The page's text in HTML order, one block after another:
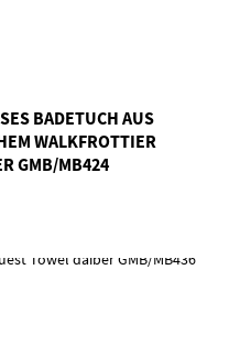
BADETUCH AUS W
WALKFROTTIER D
GMB/MB424